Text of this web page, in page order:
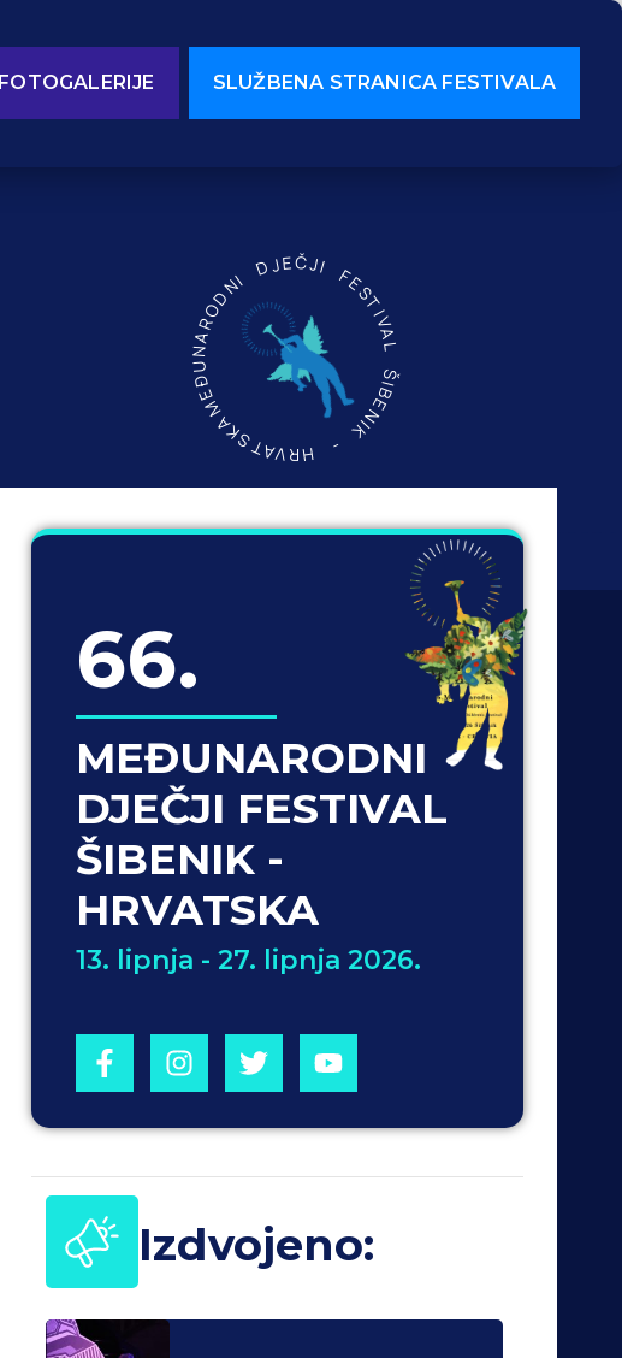
FOTOGALERIJE SLUŽBENA STRANICA FESTIVALA
MEĐUNARODNI DJEČJI FESTIVAL ŠIBENIK - HRVATSKA
66.
MEĐUNARODNI
DJEČJI FESTIVAL
ŠIBENIK -
HRVATSKA
13. lipnja - 27. lipnja 2026.
Izdvojeno: